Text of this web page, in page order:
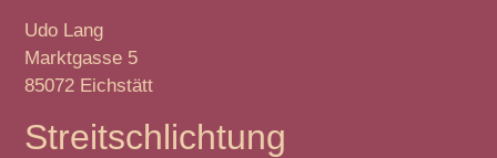
Udo Lang
Marktgasse 5
85072 Eichstätt
Streitschlichtung